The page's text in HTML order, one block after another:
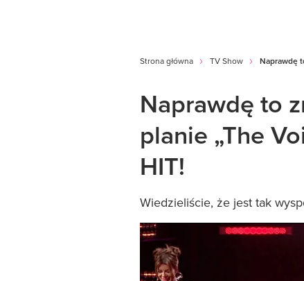
Strona główna TV Show Naprawdę
Naprawdę to
planie „The
HIT!
Wiedzieliście, że jest tak